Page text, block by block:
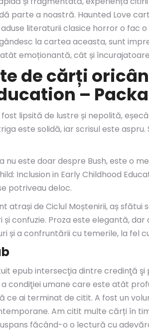
parte a noastră. Haunted Love
literaturii clasice horror o fac
la cartea aceasta, sunt
emoționantă, cât și
de cărți
–
lipsită de lustre și nepolită,
este solidă, iar scrisul este
nu este doar despre Bush, este o
Inclusion in Early Childhood
potriveau deloc.
atrași de Ciclul Moștenirii, aș
confuzie. Proza este elegantă,
și a confruntării cu temerile, la fel
epub intersecţia dintre credinţă
condiţiei umane care este atât
ai terminat de citit. A fost un
Am citit multe cărți în
făcând-o o lectură cu